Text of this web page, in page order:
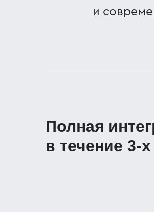
и
Полная
в течение 3-